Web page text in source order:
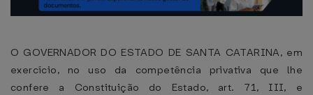
O GOVERNADOR DO ESTADO DE SANTA CATARINA, em
exercício, no uso da competência privativa que lhe
confere a Constituição do Estado, art. 71, III, e